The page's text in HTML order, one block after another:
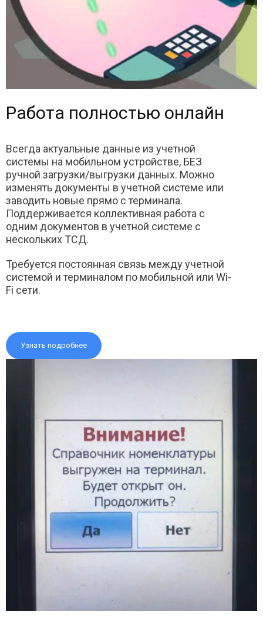
Работа полностью онлайн
Всегда актуальные данные из учетной
системы на мобильном устройстве, БЕЗ
ручной загрузки/выгрузки данных. Можно
изменять документы в учетной системе или
заводить новые прямо с терминала.
Поддерживается коллективная работа с
одним документов в учетной системе с
нескольких ТСД.
Требуется постоянная связь между учетной
системой и терминалом по мобильной или Wi-
Fi сети.
Узнать подробнее